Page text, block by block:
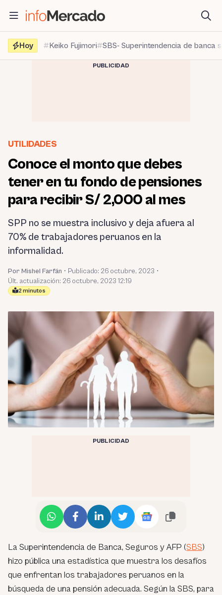
contenido
Hoy
Keiko Fujimori SBS- Superintendencia de banca
PUBLICIDAD
UTILIDADES
Conoce el monto que debes
tener en tu fondo de pensiones
para recibir S/ 2,000 al mes
SPP no se muestra inclusivo y deja afuera al
70% de trabajadores peruanos en la
informalidad.
Por Mishel Farfán • Publicado: 26 octubre, 2023 •
Últ. actualización: 26 octubre, 2023 12:19
2 minutos
PUBLICIDAD
La Superintendencia de Banca, Seguros y AFP (SBS)
hizo pública una estadística que muestra los desafíos
que enfrentan los trabajadores peruanos en la
búsqueda de una pensión adecuada. Según la SBS, para